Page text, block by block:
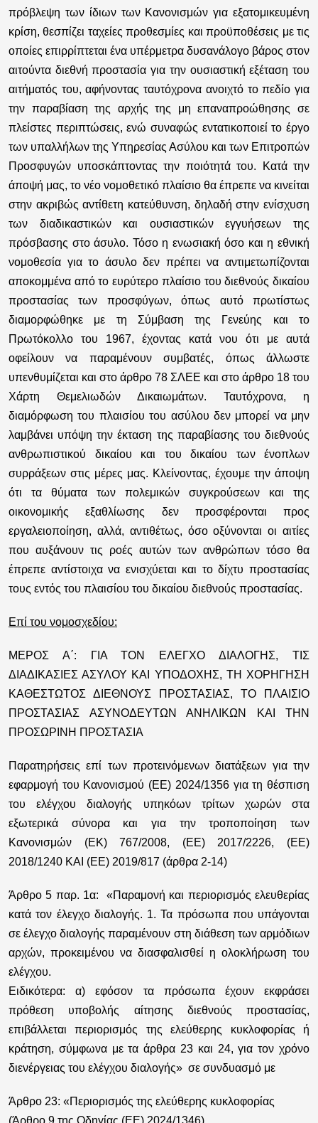
πρόβλεψη των ίδιων των Κανονισμών για εξατομικευμένη
κρίση, θεσπίζει ταχείες προθεσμίες και προϋποθέσεις με τις
οποίες επιρρίπτεται ένα υπέρμετρα δυσανάλογο βάρος στον
αιτούντα διεθνή προστασία για την ουσιαστική εξέταση του
αιτήματός του, αφήνοντας ταυτόχρονα ανοιχτό το πεδίο για
την παραβίαση της αρχής της μη επαναπροώθησης σε
πλείστες περιπτώσεις, ενώ συναφώς εντατικοποιεί το έργο
των υπαλλήλων της Υπηρεσίας Ασύλου και των Επιτροπών
Προσφυγών υποσκάπτοντας την ποιότητά του. Κατά την
άποψή μας, το νέο νομοθετικό πλαίσιο θα έπρεπε να κινείται
στην ακριβώς αντίθετη κατεύθυνση, δηλαδή στην ενίσχυση
των διαδικαστικών και ουσιαστικών εγγυήσεων της
πρόσβασης στο άσυλο. Τόσο η ενωσιακή όσο και η εθνική
νομοθεσία για το άσυλο δεν πρέπει να αντιμετωπίζονται
αποκομμένα από το ευρύτερο πλαίσιο του διεθνούς δικαίου
προστασίας των προσφύγων, όπως αυτό πρωτίστως
διαμορφώθηκε με τη Σύμβαση της Γενεύης και το
Πρωτόκολλο του 1967, έχοντας κατά νου ότι με αυτά
οφείλουν να παραμένουν συμβατές, όπως άλλωστε
υπενθυμίζεται και στο άρθρο 78 ΣΛΕΕ και στο άρθρο 18 του
Χάρτη Θεμελιωδών Δικαιωμάτων. Ταυτόχρονα, η
διαμόρφωση του πλαισίου του ασύλου δεν μπορεί να μην
λαμβάνει υπόψη την έκταση της παραβίασης του διεθνούς
ανθρωπιστικού δικαίου και του δικαίου των ένοπλων
συρράξεων στις μέρες μας. Κλείνοντας, έχουμε την άποψη
ότι τα θύματα των πολεμικών συγκρούσεων και της
οικονομικής εξαθλίωσης δεν προσφέρονται προς
εργαλειοποίηση, αλλά, αντιθέτως, όσο οξύνονται οι αιτίες
που αυξάνουν τις ροές αυτών των ανθρώπων τόσο θα
έπρεπε αντίστοιχα να ενισχύεται και το δίχτυ προστασίας
τους εντός του πλαισίου του δικαίου διεθνούς προστασίας.
Επί του νομοσχεδίου:
ΜΕΡΟΣ Α΄: ΓΙΑ ΤΟΝ ΕΛΕΓΧΟ ΔΙΑΛΟΓΗΣ, ΤΙΣ
ΔΙΑΔΙΚΑΣΙΕΣ ΑΣΥΛΟΥ ΚΑΙ ΥΠΟΔΟΧΗΣ, ΤΗ ΧΟΡΗΓΗΣΗ
ΚΑΘΕΣΤΩΤΟΣ ΔΙΕΘΝΟΥΣ ΠΡΟΣΤΑΣΙΑΣ, ΤΟ ΠΛΑΙΣΙΟ
ΠΡΟΣΤΑΣΙΑΣ ΑΣΥΝΟΔΕΥΤΩΝ ΑΝΗΛΙΚΩΝ ΚΑΙ ΤΗΝ
ΠΡΟΣΩΡΙΝΗ ΠΡΟΣΤΑΣΙΑ
Παρατηρήσεις επί των προτεινόμενων διατάξεων για την
εφαρμογή του Κανονισμού (ΕΕ) 2024/1356 για τη θέσπιση
του ελέγχου διαλογής υπηκόων τρίτων χωρών στα
εξωτερικά σύνορα και για την τροποποίηση των
Κανονισμών (ΕΚ) 767/2008, (ΕΕ) 2017/2226, (ΕΕ)
2018/1240 ΚΑΙ (ΕΕ) 2019/817 (άρθρα 2-14)
Άρθρο 5 παρ. 1α: «Παραμονή και περιορισμός ελευθερίας
κατά τον έλεγχο διαλογής. 1. Τα πρόσωπα που υπάγονται
σε έλεγχο διαλογής παραμένουν στη διάθεση των αρμόδιων
αρχών, προκειμένου να διασφαλισθεί η ολοκλήρωση του
ελέγχου.
Ειδικότερα: α) εφόσον τα πρόσωπα έχουν εκφράσει
πρόθεση υποβολής αίτησης διεθνούς προστασίας,
επιβάλλεται περιορισμός της ελεύθερης κυκλοφορίας ή
κράτηση, σύμφωνα με τα άρθρα 23 και 24, για τον χρόνο
διενέργειας του ελέγχου διαλογής» σε συνδυασμό με
Άρθρο 23: «Περιορισμός της ελεύθερης κυκλοφορίας
(Άρθρο 9 της Οδηγίας (ΕΕ) 2024/1346)